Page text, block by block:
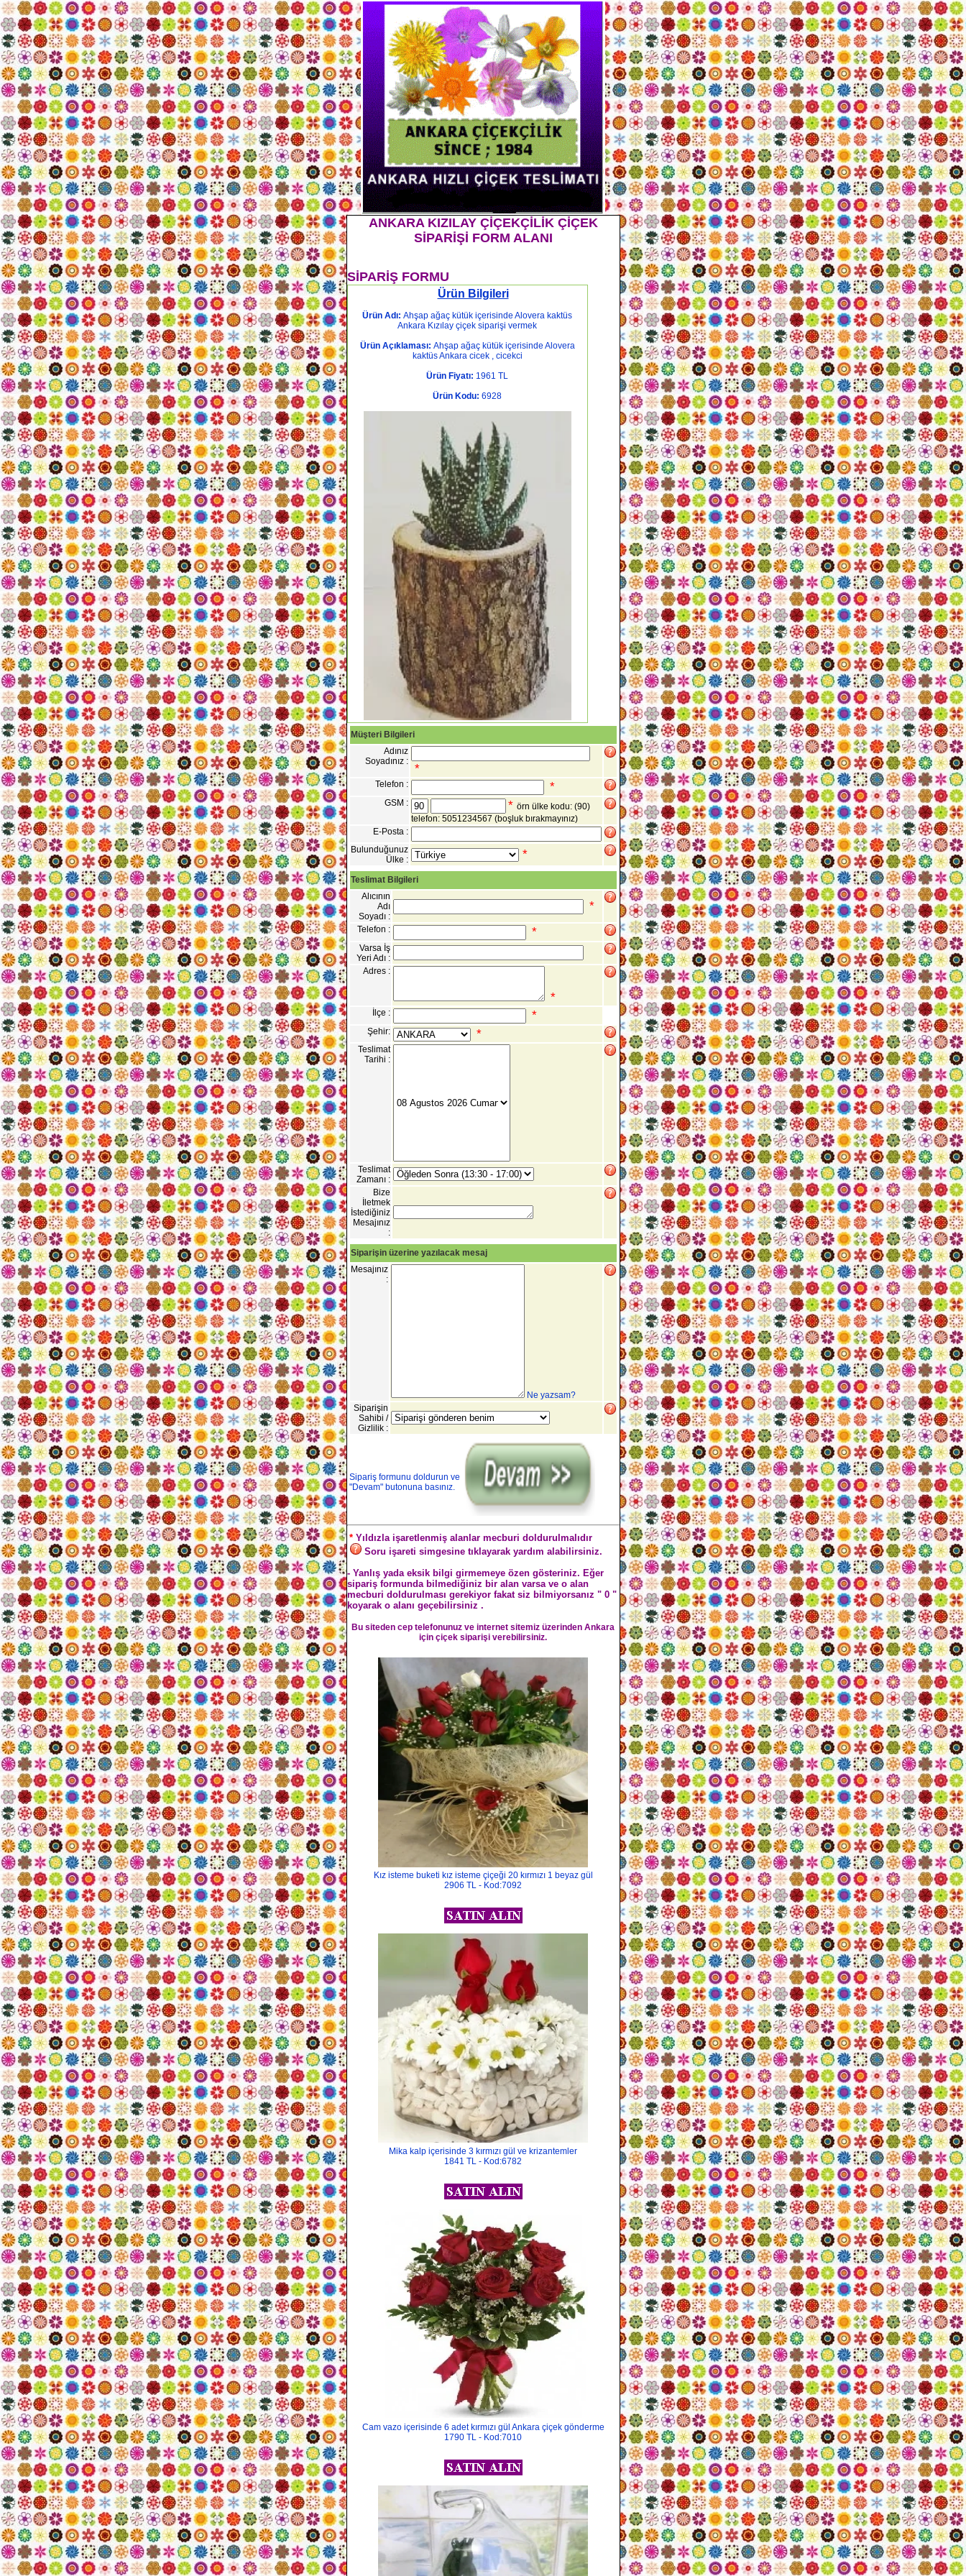
ANKARA KIZILAY ÇİÇEKÇİLİK ÇİÇEK
SİPARİŞİ FORM ALANI
SİPARİŞ FORMU
Ürün Bilgileri
Ürün Adı: Ahşap ağaç kütük içerisinde Alovera kaktüs
Ankara Kızılay çiçek siparişi vermek
Ürün Açıklaması: Ahşap ağaç kütük içerisinde Alovera
kaktüs Ankara cicek , cicekci
Ürün Fiyatı: 1961 TL
Ürün Kodu: 6928
Müşteri Bilgileri
Adınız
Soyadınız :
*
Telefon : *
GSM : * örn ülke kodu: (90)
telefon: 5051234567 (boşluk bırakmayınız)
E-Posta :
Bulunduğunuz
Ülke :
*
Teslimat Bilgileri
Alıcının
Adı
Soyadı :
*
Telefon : *
Varsa İş
Yeri Adı :
Adres :
*
İlçe : *
Şehir: *
Teslimat
Tarihi :
Teslimat
Zamanı :
Bize
İletmek
İstediğiniz
Mesajınız
:
Siparişin üzerine yazılacak mesaj
Mesajınız
:
Ne yazsam?
Siparişin
Sahibi /
Gizlilik :
Sipariş formunu doldurun ve
"Devam" butonuna basınız.
* Yıldızla işaretlenmiş alanlar mecburi doldurulmalıdır
Soru işareti simgesine tıklayarak yardım alabilirsiniz.
- Yanlış yada eksik bilgi girmemeye özen gösteriniz. Eğer
sipariş formunda bilmediğiniz bir alan varsa ve o alan
mecburi doldurulması gerekiyor fakat siz bilmiyorsanız " 0 "
koyarak o alanı geçebilirsiniz .
Bu siteden cep telefonunuz ve internet sitemiz üzerinden Ankara
için çiçek siparişi verebilirsiniz.
Kız isteme buketi kız isteme çiçeği 20 kırmızı 1 beyaz gül
2906 TL - Kod:7092
Mika kalp içerisinde 3 kırmızı gül ve krizantemler
1841 TL - Kod:6782
Cam vazo içerisinde 6 adet kırmızı gül Ankara çiçek gönderme
1790 TL - Kod:7010